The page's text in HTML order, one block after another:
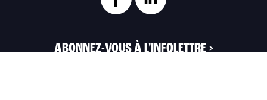
ABONNEZ-VOUS À L'INFOLETTRE >